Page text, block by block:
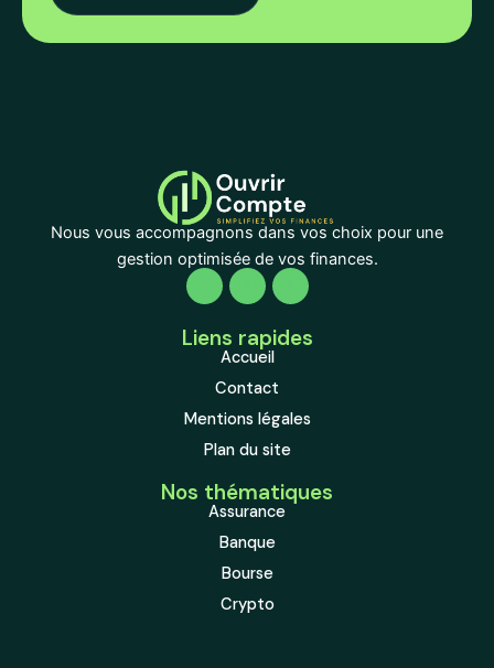
Nous vous accompagnons dans vos choix pour une
gestion optimisée de vos finances.
Liens rapides
Accueil
Contact
Mentions légales
Plan du site
Nos thématiques
Assurance
Banque
Bourse
Crypto